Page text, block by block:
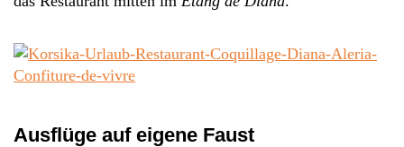
Ausflüge auf eigene Faust